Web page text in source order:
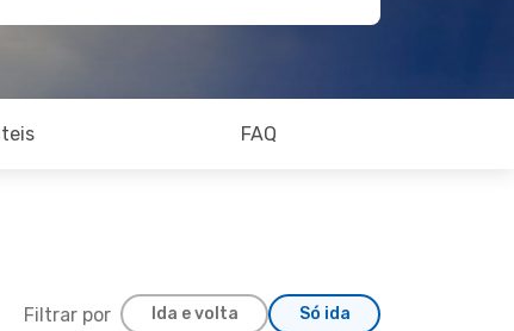
FAQ
Filtrar por Ida e volta Só ida